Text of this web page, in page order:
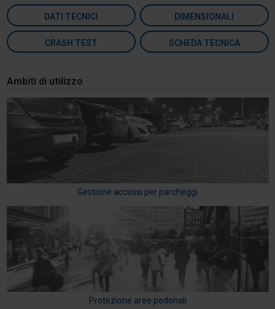
DATI TECNICI DIMENSIONALI
CRASH TEST SCHEDA TECNICA
Ambiti di utilizzo
Gestione accessi per parcheggi
Protezione aree pedonali